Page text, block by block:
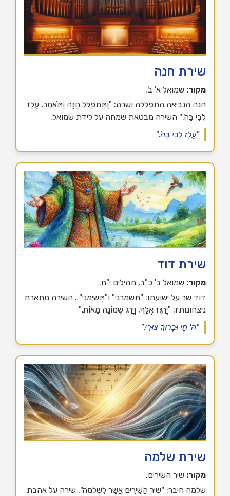
שירת חנה
מקור:שמואל א' ב'.
חנה הנביאה התפללה ושרה: "וַתִּתְפַּלֵּל חַנָּה וַתֹּאמַר, עָלַז
לִבִּי בַּה'." השירה מבטאת שמחה על לידת שמואל.
"עָלַז לִבִּי בַּה'."
שירת דוד
מקור:שמואל ב' כ"ב, תהילים י"ח.
דוד שר על ישועתו: "תּשמרני" ו"תְּשימֵּנִי" . השירה מתארת
ניצחונותיו: "יָרַגֵּז אֶלֶף, וְיָרֵג שְׁמוֹנֶה מֵאוֹת."
"ה' חַי וּבָרוּךְ צוּרִי."
שירת שלמה
מקור:שיר השירים.
שלמה חיבר: "שִׁיר הַשִּׁירִים אֲשֶׁר לִשְׁלֹמֹה", שירה על אהבת